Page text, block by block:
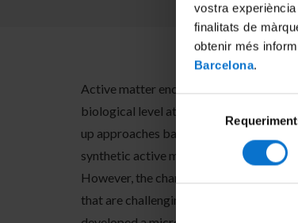
vostra
finalitats de
obtenir més
Barcelona.
consentiment
Active matter encloses systems whose
biological level at multiple length
up approaches based on the
synthetic active materials are valuable
However, the characterization of these
that are challenging to measure